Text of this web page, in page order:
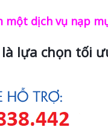
một dịch vụ nạp
lựa chọn tối